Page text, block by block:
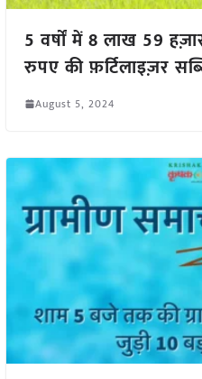
5 वर्षों में 8 लाख 59
रुपए की फ़र्टिलाइज़र
August 5, 2024